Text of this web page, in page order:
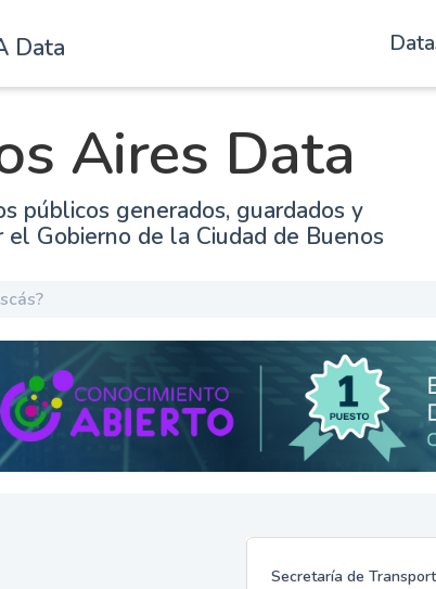
Data
Aires Data
públicos generados, guardados y
el Gobierno de la Ciudad de Buenos
Secretaría de